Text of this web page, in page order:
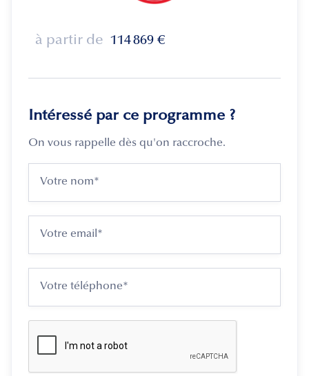
à partir de 114 869 €
Intéressé par ce programme ?
On vous rappelle dès qu'on raccroche.